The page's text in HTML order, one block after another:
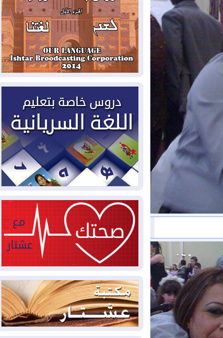
2026-08-05
حرائق فرنسا.. توقيف 402
شخص بينهم 156 قاصرا منذ بداية موسم
الحرائق
2026-08-04سومو: إنتاج النفط في إقليم
كوردستان انخفض إلى أقل من 10%
ملفات حقبة الكاظمي تعود إلى
الواجهة.. أنباء عن مراجعات قضائية
وتحقيقات أوسع في قضايا فساد
2026-08-04بيترو يشكو تزوير الانتخابات
الرئاسية ويحذر من "حرب أهلية" في
كولومبيا
2026-08-03رئيس إقليم كوردستان في
2026-08-03
العراق يؤكد مجدداً التزامه
بمنع الهجمات على الدول المجاورة
2026-08-03
العجز والاقتراض يطوقان
المالية العراقية.. اقتراض يتجاوز 3 تريليونات
دينار!
2026-08-03كوبا تغرق في الظلام مجددا
وانهيار الشبكة الكهربائية
2026-08-03
أوامر بإجلاء 60 ألف شخص